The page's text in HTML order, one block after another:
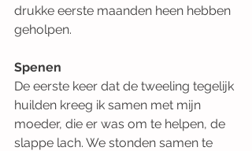
drukke eerste maanden heen hebben
geholpen.
Spenen
De eerste keer dat de tweeling tegelijk
huilden kreeg ik samen met mijn
moeder, die er was om te helpen, de
slappe lach. We stonden samen te